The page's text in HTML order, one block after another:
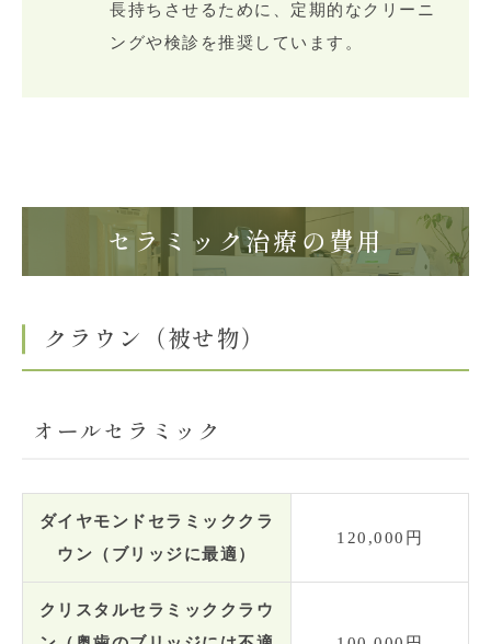
長持ちさせるために、定期的なクリーニ
ングや検診を推奨しています。
セラミック治療の費用
クラウン（被せ物）
オールセラミック
ダイヤモンドセラミッククラ
ウン（ブリッジに最適）
120,000円
クリスタルセラミッククラウ